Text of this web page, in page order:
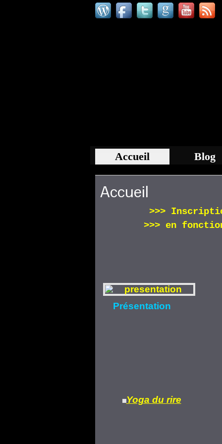
Accueil Blog
Accueil
>>>
>>> en
Présentation
Yoga du rire